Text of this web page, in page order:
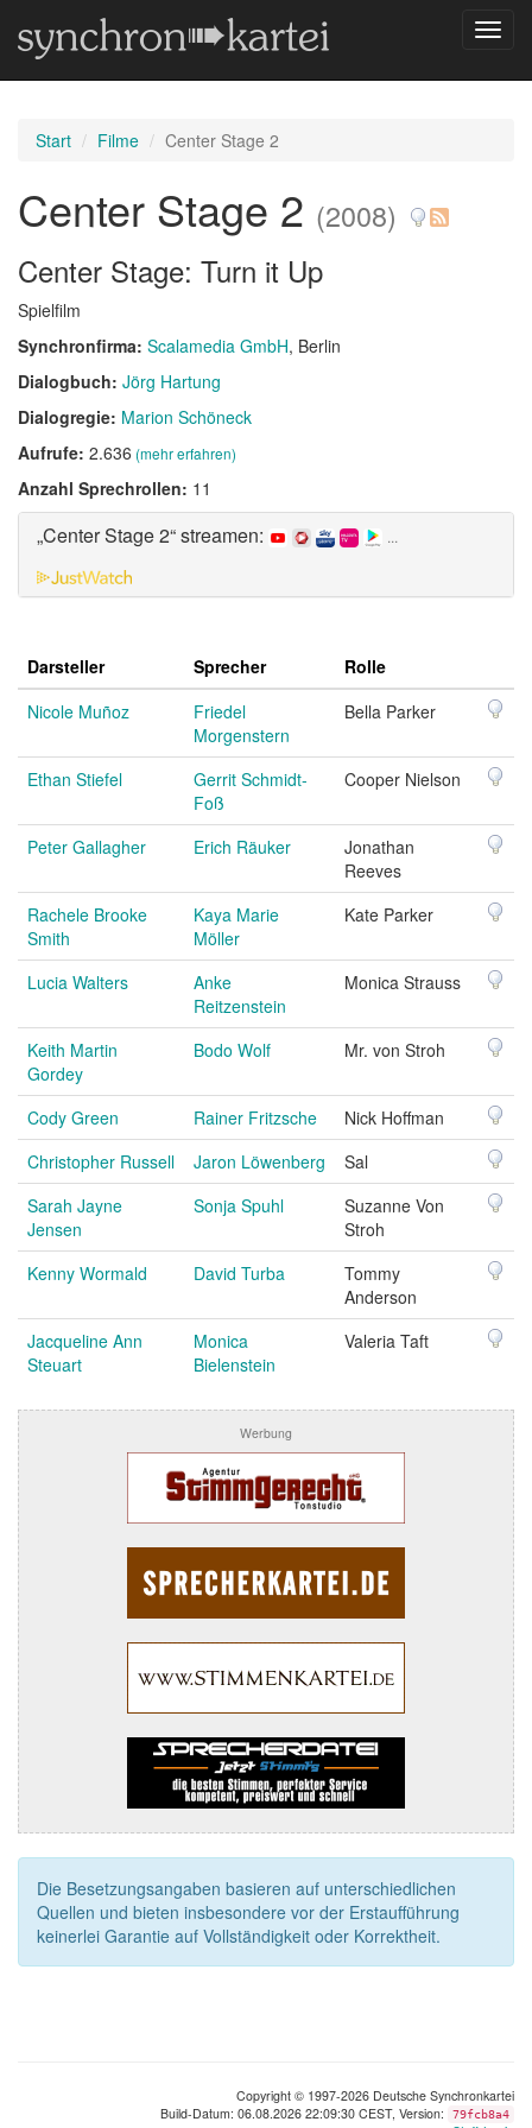
Start Filme Center Stage 2
Center Stage 2 (2008)
Center Stage: Turn it Up
Spielfilm
Synchronfirma: Scalamedia GmbH, Berlin
Dialogbuch: Jörg Hartung
Dialogregie: Marion Schöneck
Aufrufe: 2.636 (mehr erfahren)
Anzahl Sprechrollen: 11
„Center Stage 2“ streamen: ...
Darsteller Sprecher
Rolle
Nicole Muñoz
Friedel
Morgenstern
Bella Parker
Ethan Stiefel
Gerrit Schmidt-
Foß
Cooper Nielson
Peter Gallagher Erich Räuker
Jonathan
Reeves
Rachele Brooke
Smith
Kaya Marie
Möller
Kate Parker
Lucia Walters
Anke
Reitzenstein
Monica Strauss
Keith Martin
Gordey
Bodo Wolf Mr. von Stroh
Cody Green Rainer Fritzsche
Nick Hoffman
Christopher Russell
Jaron Löwenberg
Sal
Sarah Jayne
Jensen
Sonja Spuhl
Suzanne Von
Stroh
Kenny Wormald
David Turba
Tommy
Anderson
Jacqueline Ann
Steuart
Monica
Bielenstein
Valeria Taft
Werbung
Die Besetzungsangaben basieren auf unterschiedlichen
Quellen und bieten insbesondere vor der Erstaufführung
keinerlei Garantie auf Vollständigkeit oder Korrektheit.
Copyright © 1997-2026 Deutsche Synchronkartei
Build-Datum: 06.08.2026 22:09:30 CEST, Version:
79fcb8a4